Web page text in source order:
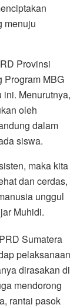
menuju
Provinsi
Program MBG
Menurutnya,
oleh
dalam
siswa.
maka kita
dan cerdas,
unggul
Muhidi.
Sumatera
pelaksanaan
dirasakan di
mendorong
rantai pasok